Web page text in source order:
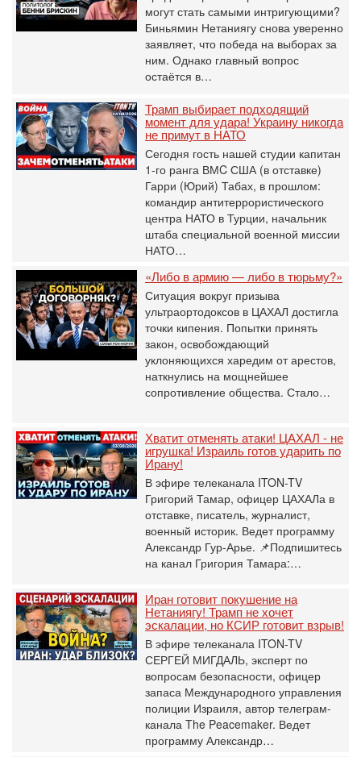
могут стать самыми интригующими?
Биньямин Нетаниягу снова уверенно
заявляет, что победа на выборах за
ним. Однако главный вопрос
остаётся в…
Трамп выбирает подходящий
момент для удара! Украину никогда
не примут в НАТО
Сегодня гость нашей студии капитан
1-го ранга ВМC США (в отставке)
Гарри (Юрий) Табах, в прошлом:
командир антитеррористического
центра НАТО в Турции, начальник
штаба специальной военной миссии
НАТО…
«Либо в армию — либо в тюрьму?»
Ситуация вокруг призыва
ультраортодоксов в ЦАХАЛ достигла
точки кипения. Попытки принять
закон, освобождающий
уклоняющихся харедим от арестов,
наткнулись на мощнейшее
сопротивление общества. Стало…
Хватит отменять атаки! ЦАХАЛ - не
игрушка! Израиль готов ударить по
Ирану!
В эфире телеканала ITON-TV
Григорий Тамар, офицер ЦАХАЛа в
отставке, писатель, журналист,
военный историк. Ведет программу
Александр Гур-Арье. 📌Подпишитесь
на канал Григория Тамара:…
Иран готовит покушение на
Нетаниягу! Трамп не хочет
эскалации, но КСИР готовит взрыв!
В эфире телеканала ITON-TV
СЕРГЕЙ МИГДАЛЬ, эксперт по
вопросам безопасности, офицер
запаса Международного управления
полиции Израиля, автор телеграм-
канала The Peacemaker. Ведет
программу Александр…